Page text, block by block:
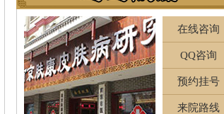
在线咨询
QQ咨询
预约挂号
来院路线